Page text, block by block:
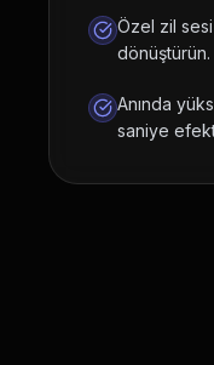
Özel zil
dönüştürün.
Anında
saniye